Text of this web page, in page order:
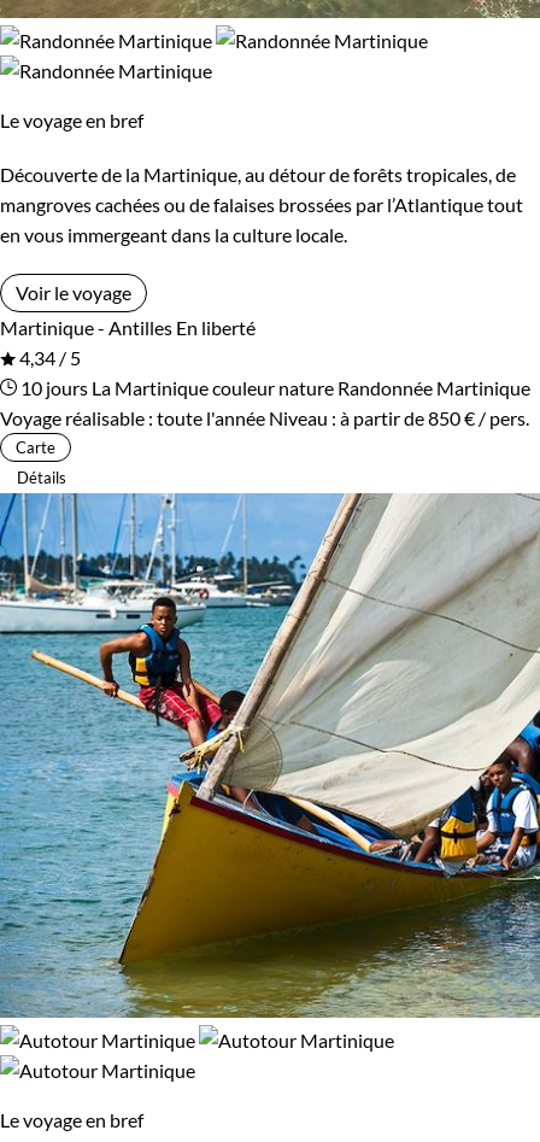
Le voyage en bref
Découverte de la Martinique, au détour de forêts tropicales, de
mangroves cachées ou de falaises brossées par l’Atlantique tout
en vous immergeant dans la culture locale.
Voir le voyage
Martinique - Antilles En liberté
4,34 / 5
10 jours La Martinique couleur nature Randonnée Martinique
Voyage réalisable : toute l'année Niveau : à partir de850 € / pers.
Carte
Détails
Le voyage en bref